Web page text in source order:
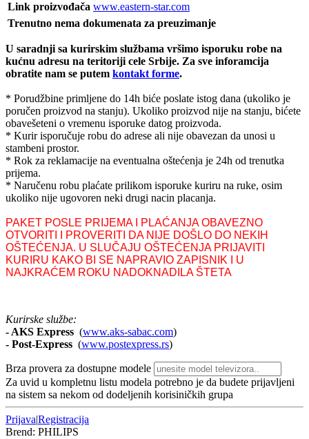
Link proizvođača www.eastern-star.com
Trenutno nema dokumenata za preuzimanje
U saradnji sa kurirskim službama vršimo isporuku robe na
kućnu adresu na teritoriji cele Srbije. Za sve inforamcija
obratite nam se putem kontakt forme.
* Porudžbine primljene do 14h biće poslate istog dana (ukoliko je
poručen proizvod na stanju). Ukoliko proizvod nije na stanju, bićete
obavešeteni o vremenu isporuke datog proizvoda.
* Kurir isporučuje robu do adrese ali nije obavezan da unosi u
stambeni prostor.
* Rok za reklamacije na eventualna oštećenja je 24h od trenutka
prijema.
* Naručenu robu plaćate prilikom isporuke kuriru na ruke, osim
ukoliko nije ugovoren neki drugi nacin placanja.
PAKET POSLE PRIJEMA I PLAĆANJA OBAVEZNO
OTVORITI I PROVERITI DA NIJE DOŠLO DO NEKIH
OŠTEĆENJA. U SLUČAJU OŠTEĆENJA PRIJAVITI
KURIRU KAKO BI SE NAPRAVIO ZAPISNIK I U
NAJKRAĆEM ROKU NADOKNADILA ŠTETA
Kurirske službe:
- AKS Express (www.aks-sabac.com)
- Post-Express (www.postexpress.rs)
Brza provera za dostupne modele
Za uvid u kompletnu listu modela potrebno je da budete prijavljeni
na sistem sa nekom od dodeljenih korisiničkih grupa
Prijava|Registracija
Brend: PHILIPS